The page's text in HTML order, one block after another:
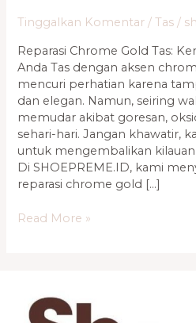
Tinggalkan Komentar /Tas /
Reparasi Chrome Gold Tas:
Anda Tas dengan aksen
mencuri perhatian karena
dan elegan. Namun, seiring
memudar akibat goresan,
sehari-hari. Jangan khawatir,
untuk mengembalikan
Di SHOEPREME.ID, kami
reparasi chrome gold […]
Read More »